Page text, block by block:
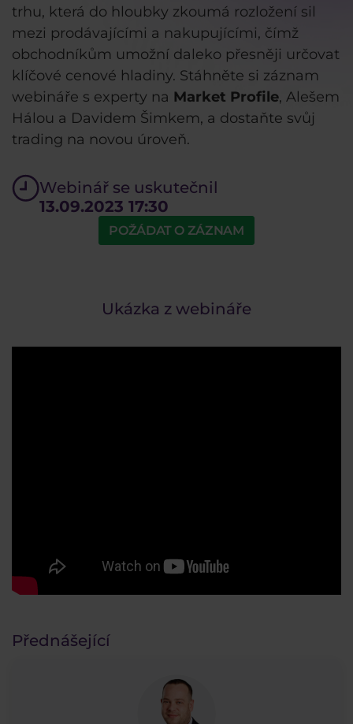
trhu, která do hloubky zkoumá rozložení sil
mezi prodávajícími a nakupujícími, čímž
obchodníkům umožní daleko přesněji určovat
klíčové cenové hladiny. Stáhněte si záznam
webináře s experty na Market Profile, Alešem
Hálou a Davidem Šimkem, a dostaňte svůj
trading na novou úroveň.
Webinář se uskutečnil
13.09.2023 17:30
POŽÁDAT O ZÁZNAM
Ukázka z webináře
Přednášející